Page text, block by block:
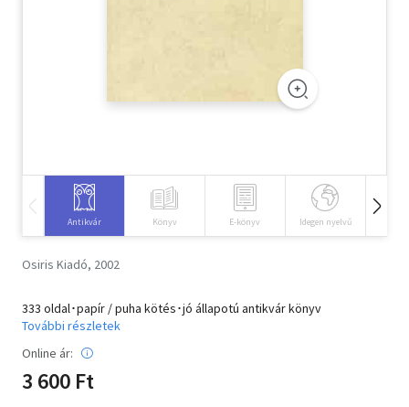
Természettudomány
Antikvár Könyv E-könyv Idegen nyelvű
Osiris Kiadó, 2002
333 oldal･papír / puha kötés･jó állapotú antikvár könyv
További részletek
Online ár:
3 600 Ft